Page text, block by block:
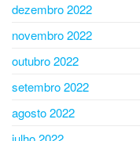
dezembro 2022
novembro 2022
outubro 2022
setembro 2022
agosto 2022